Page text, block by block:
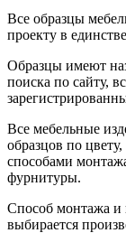
Все образцы
проекту в
Образцы имеют
поиска по сайту,
Все мебельные
образцов по
способами
фурнитуры.
Способ монтажа и
выбирается